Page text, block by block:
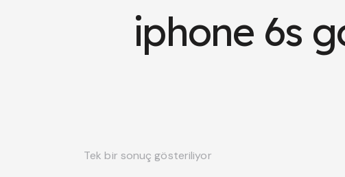
iphone 6s
Tek bir sonuç gösteriliyor